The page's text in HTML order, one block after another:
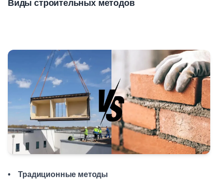
Виды строительных методов
• Традиционные методы